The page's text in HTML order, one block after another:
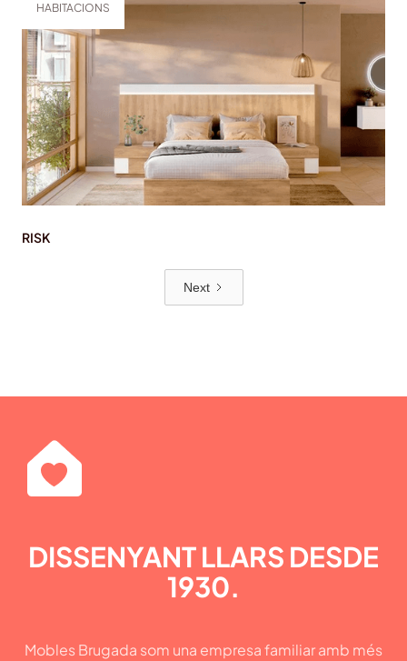
RISK
HABITACIONS
Next
DISSENYANT LLARS DESDE
1930.
Mobles Brugada som una empresa familiar amb més